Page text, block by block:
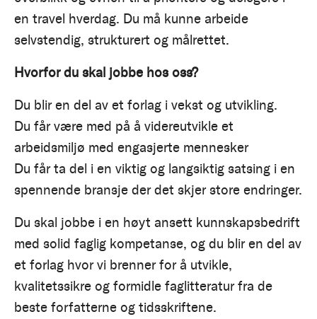
en travel hverdag. Du må kunne arbeide
selvstendig, strukturert og målrettet.
Hvorfor du skal jobbe hos oss?
Du blir en del av et forlag i vekst og utvikling.
Du får være med på å videreutvikle et
arbeidsmiljø med engasjerte mennesker
Du får ta del i en viktig og langsiktig satsing i en
spennende bransje der det skjer store endringer.
Du skal jobbe i en høyt ansett kunnskapsbedrift
med solid faglig kompetanse, og du blir en del av
et forlag hvor vi brenner for å utvikle,
kvalitetssikre og formidle faglitteratur fra de
beste forfatterne og tidsskriftene.